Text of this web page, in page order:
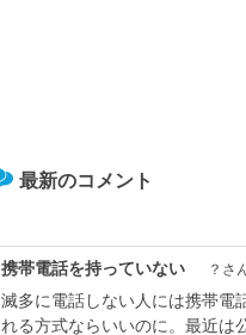
最新のコメント
携帯電話を持っていない ？さ
滅多に電話しない人には携帯電
れる方式ならいいのに。最近は